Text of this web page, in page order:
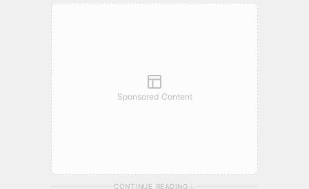
Sponsored Content
CONTINUE READING